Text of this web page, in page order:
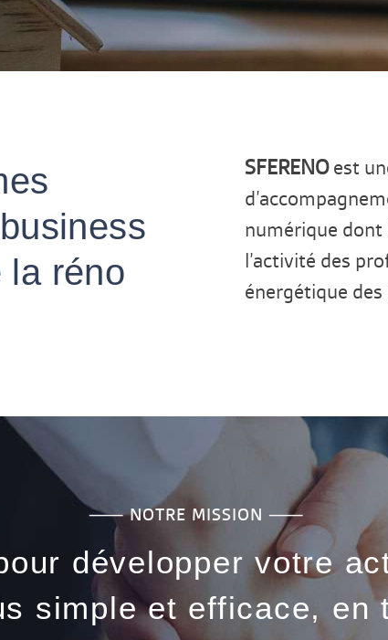
la réno
SFERENOest
numérique dont
l’activité des
énergétique
⸺ NOTRE MISSION ⸺
développer votre
simple et efficace, en